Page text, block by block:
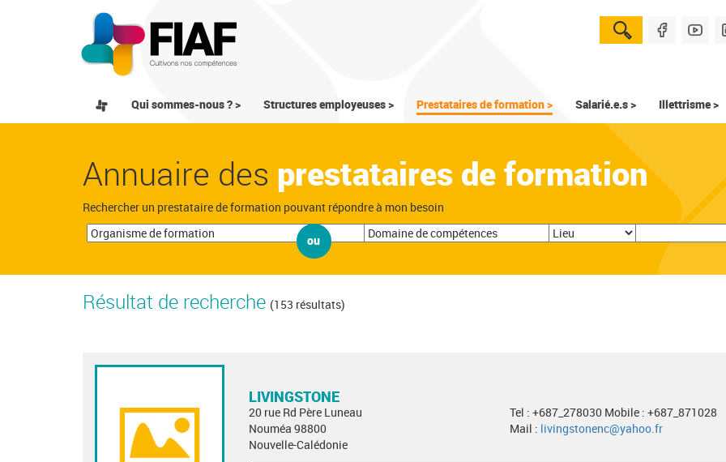
Qui sommes-nous ? > Structures employeuses > Prestataires de formation > Salarié.e.s > Illettrisme >
Annuaire des prestataires de formation
Rechercher un prestataire de formation pouvant répondre à mon besoin
ou
Résultat de recherche (153 résultats)
LIVINGSTONE
20 rue Rd Père Luneau
Nouméa 98800
Nouvelle-Calédonie
Tel : +687_278030 Mobile : +687_871028
Mail : livingstonenc@yahoo.fr